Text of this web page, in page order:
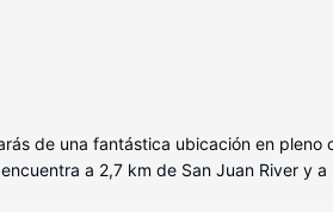
de una fantástica ubicación en
a 2,7 km de San Juan River y